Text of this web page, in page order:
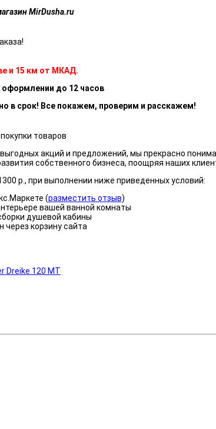
MirDusha.ru
и 15 км от МКАД.
оформлении до 12 часов
в срок! Все покажем, проверим и расскажем!
товаров
акций и предложений, мы прекрасно
собственного бизнеса, поощряя наших
р., при выполнении ниже приведенных условий:
(разместить отзыв)
вашей ванной комнаты
душевой кабины
корзину сайта